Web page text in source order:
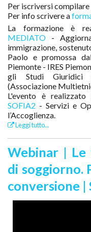
Per iscriversi
Per info scrivere a
La formazione è
MEDIATO -
immigrazione,
Paolo e promossa
Piemonte - IRES
gli Studi Giuridici
(Associazione
L'evento è
SOFIA2 - Servizi e
l’Accoglienza.
Leggi tutto...
Webinar | Le
di soggiorno.
conversione |